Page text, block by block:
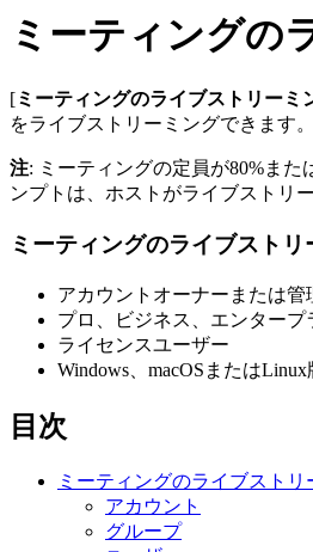
ミーティングの
[ミーティングのライブストリーミ
をライブストリーミングできます。
注: ミーティングの定員が80%ま
ンプトは、ホストがライブストリ
ミーティングのライブスト
アカウントオーナーまたは管
プロ、ビジネス、エンター
ライセンスユーザー
Windows、macOSまたは
目次
ミーティングのライブスト
アカウント
グループ